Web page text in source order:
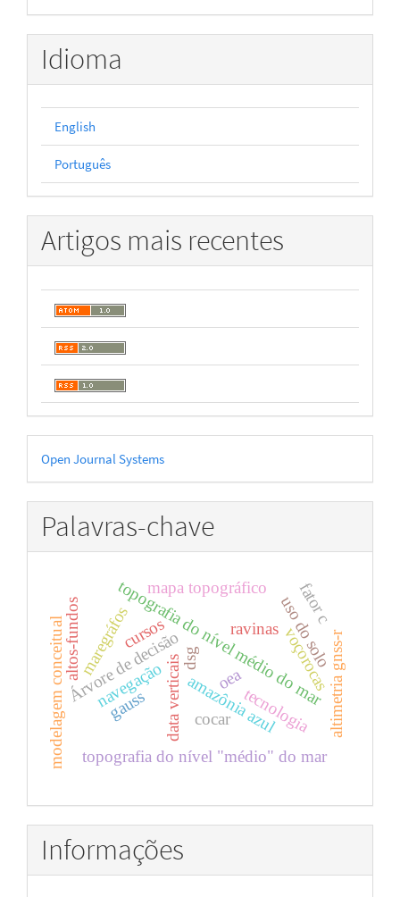
Idioma
English
Português
Artigos mais recentes
Desenvolvido
por
Open Journal Systems
Palavras-chave
data verticais
topografia do nível médio do mar
amazônia azul
voçorocas
ravinasuso do solo
Árvore de decisão
topografia do nível "médio" do mar
mapa topográfico
modelagem conceitual altimetria gnss-r
maregráfos
altos-fundos
navegação
cocar
dsg
fator c
gauss tecnologia
oea
cursos
Informações